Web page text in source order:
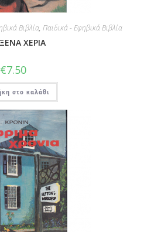
Βιβλία, Παιδικά - Εφηβικά Βιβλία
ΧΕΡΙΑ
€7.50
στο καλάθι